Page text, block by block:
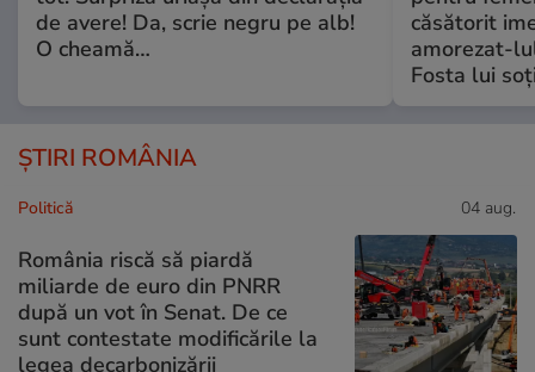
de avere! Da, scrie negru pe alb!
O cheamă…
căsătorit
amorezat-
Fosta lui
ȘTIRI ROMÂNIA
Politică 04 aug.
România riscă să piardă
miliarde de euro din PNRR
după un vot în Senat. De ce
sunt contestate modificările la
legea decarbonizării